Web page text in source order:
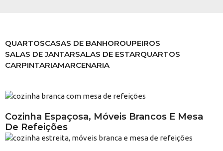
QUARTOSCASAS DE BANHOROUPEIROS
SALAS DE JANTARSALAS DE ESTARQUARTOS
CARPINTARIAMARCENARIA
Cozinha Espaçosa, Móveis Brancos E Mesa
De Refeições